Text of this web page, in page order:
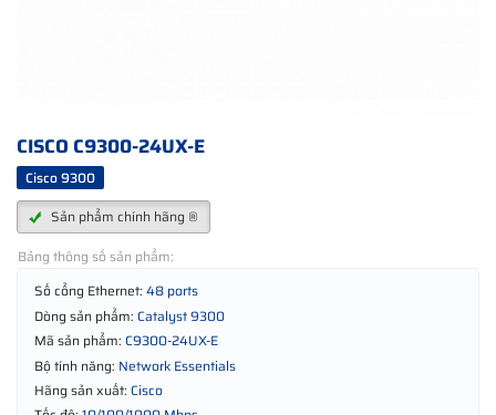
CISCO C9300-24UX-E
Cisco 9300
Sản phẩm chính hãng ®
Bảng thông số sản phẩm:
Số cổng Ethernet: 48 ports
Dòng sản phẩm: Catalyst 9300
Mã sản phẩm: C9300-24UX-E
Bộ tính năng: Network Essentials
Hãng sản xuất: Cisco